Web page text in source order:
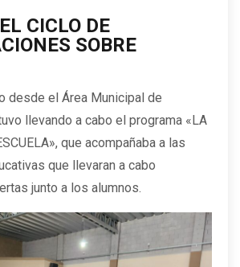
CICLO DE
SOBRE
desde el Área Municipal de
llevando a cabo el programa «LA
que acompañaba a las
que llevaran a cabo
junto a los alumnos.